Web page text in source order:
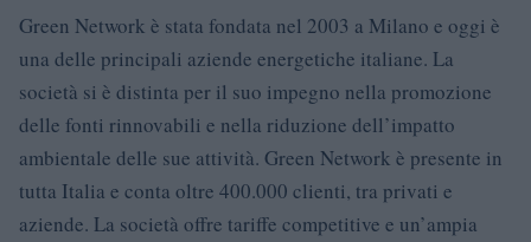
Green Network è stata fondata nel 2003 a Milano e oggi è
una delle principali aziende energetiche italiane. La
società si è distinta per il suo impegno nella promozione
delle fonti rinnovabili e nella riduzione dell’impatto
ambientale delle sue attività. Green Network è presente in
tutta Italia e conta oltre 400.000 clienti, tra privati e
aziende. La società offre tariffe competitive e un’ampia